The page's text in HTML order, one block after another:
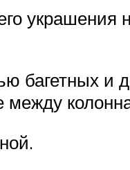
украшения
багетных и
между